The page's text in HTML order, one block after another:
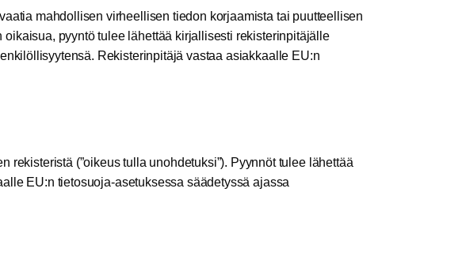
mahdollisen virheellisen tiedon korjaamista tai puutteellisen
pyyntö tulee lähettää kirjallisesti rekisterinpitäjälle
Rekisterinpitäjä vastaa asiakkaalle EU:n
(”oikeus tulla unohdetuksi”). Pyynnöt tulee lähettää
EU:n tietosuoja-asetuksessa säädetyssä ajassa